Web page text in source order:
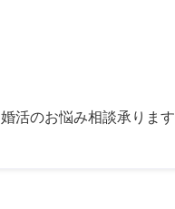
婚活のお悩み相談承ります